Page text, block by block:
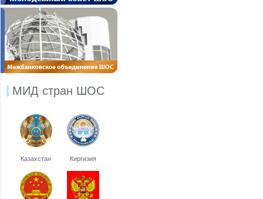
МИД стран ШОС
Казахстан Киргизия